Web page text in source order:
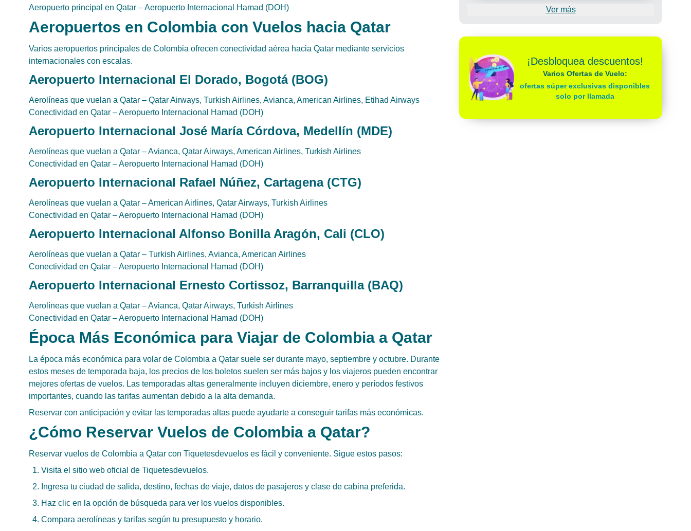
Aeropuerto principal en Qatar – Aeropuerto Internacional Hamad (DOH)
Aeropuertos en Colombia con Vuelos hacia Qatar
Varios aeropuertos principales de Colombia ofrecen conectividad aérea hacia Qatar mediante servicios
internacionales con escalas.
Aeropuerto Internacional El Dorado, Bogotá (BOG)
Aerolíneas que vuelan a Qatar – Qatar Airways, Turkish Airlines, Avianca, American Airlines, Etihad Airways
Conectividad en Qatar – Aeropuerto Internacional Hamad (DOH)
Aeropuerto Internacional José María Córdova, Medellín (MDE)
Aerolíneas que vuelan a Qatar – Avianca, Qatar Airways, American Airlines, Turkish Airlines
Conectividad en Qatar – Aeropuerto Internacional Hamad (DOH)
Aeropuerto Internacional Rafael Núñez, Cartagena (CTG)
Aerolíneas que vuelan a Qatar – American Airlines, Qatar Airways, Turkish Airlines
Conectividad en Qatar – Aeropuerto Internacional Hamad (DOH)
Aeropuerto Internacional Alfonso Bonilla Aragón, Cali (CLO)
Aerolíneas que vuelan a Qatar – Turkish Airlines, Avianca, American Airlines
Conectividad en Qatar – Aeropuerto Internacional Hamad (DOH)
Aeropuerto Internacional Ernesto Cortissoz, Barranquilla (BAQ)
Aerolíneas que vuelan a Qatar – Avianca, Qatar Airways, Turkish Airlines
Conectividad en Qatar – Aeropuerto Internacional Hamad (DOH)
Época Más Económica para Viajar de Colombia a Qatar
La época más económica para volar de Colombia a Qatar suele ser durante mayo, septiembre y octubre. Durante
estos meses de temporada baja, los precios de los boletos suelen ser más bajos y los viajeros pueden encontrar
mejores ofertas de vuelos. Las temporadas altas generalmente incluyen diciembre, enero y períodos festivos
importantes, cuando las tarifas aumentan debido a la alta demanda.
Reservar con anticipación y evitar las temporadas altas puede ayudarte a conseguir tarifas más económicas.
¿Cómo Reservar Vuelos de Colombia a Qatar?
Reservar vuelos de Colombia a Qatar con Tiquetesdevuelos es fácil y conveniente. Sigue estos pasos:
Visita el sitio web oficial de Tiquetesdevuelos.
Ingresa tu ciudad de salida, destino, fechas de viaje, datos de pasajeros y clase de cabina preferida.
Haz clic en la opción de búsqueda para ver los vuelos disponibles.
Compara aerolíneas y tarifas según tu presupuesto y horario.
Ver más
¡Desbloquea descuentos!
Varios Ofertas de Vuelo:
ofertas súper exclusivas disponibles
solo por llamada